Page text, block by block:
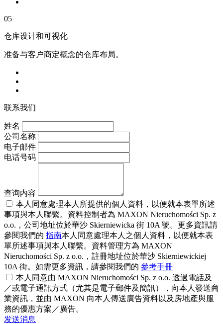
05
仓库设计和可视化
准备与客户商定概念的仓库布局。
联系我们
姓名
公司名称
电子邮件
电话号码
查询内容
本人同意處理本人所提供的個人資料，以便就本表單所述
事項與本人聯繫。資料控制者為 MAXON Nieruchomości Sp. z
o.o.，公司地址位於華沙 Skierniewicka 街 10A 號。更多資訊請
參閱我們的 指南本人同意處理本人之個人資料，以便就本表
單所述事項與本人聯繫。資料管理方為 MAXON
Nieruchomości Sp. z o.o.，註冊地址位於華沙 Skierniewickiej
10A 街。如需更多資訊，請參閱我們的 參考手冊
本人同意由 MAXON Nieruchomości Sp. z o.o. 透過電話及
／或電子通訊方式（尤其是電子郵件及簡訊），向本人發送商
業資訊，並由 MAXON 向本人傳送廣告資料以及房地產與服
務的優惠方案／廣告。
发送消息